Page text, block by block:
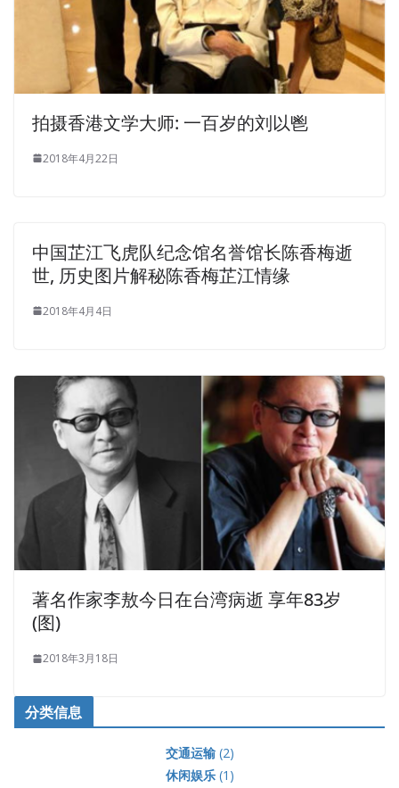
拍摄香港文学大师: 一百岁的刘以鬯
2018年4月22日
中国芷江飞虎队纪念馆名誉馆长陈香梅逝
世, 历史图片解秘陈香梅芷江情缘
2018年4月4日
著名作家李敖今日在台湾病逝 享年83岁
(图)
2018年3月18日
分类信息
交通运输(2)
休闲娱乐(1)